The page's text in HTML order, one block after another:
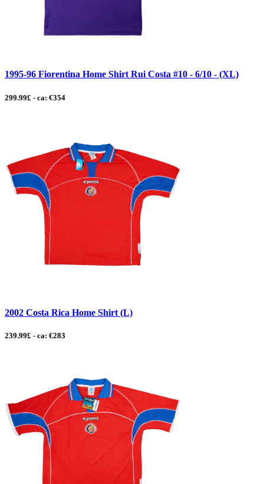
1995-96 Fiorentina Home Shirt Rui Costa #10 - 6/10 - (XL)
299.99£ - ca: €354
2002 Costa Rica Home Shirt (L)
239.99£ - ca: €283